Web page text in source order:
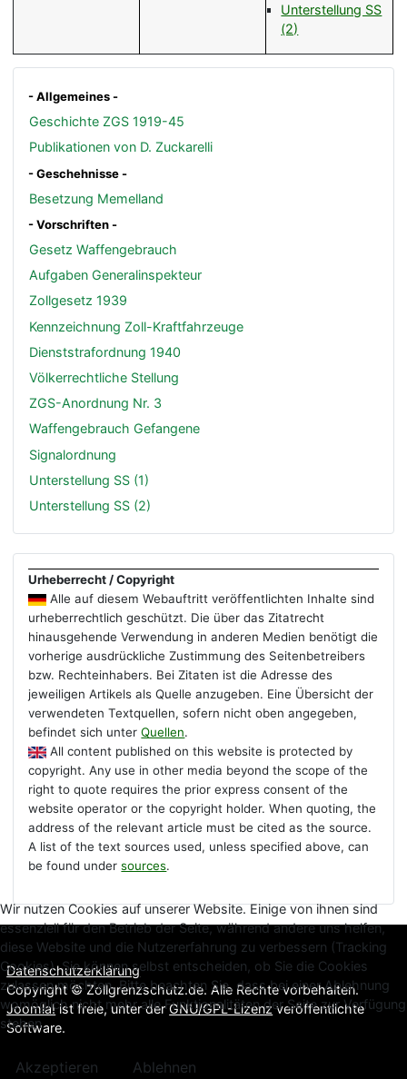
- Allgemeines -
Geschichte ZGS 1919-45
Publikationen von D. Zuckarelli
- Geschehnisse -
Besetzung Memelland
- Vorschriften -
Gesetz Waffengebrauch
Aufgaben Generalinspekteur
Zollgesetz 1939
Kennzeichnung Zoll-Kraftfahrzeuge
Dienststrafordnung 1940
Völkerrechtliche Stellung
ZGS-Anordnung Nr. 3
Waffengebrauch Gefangene
Signalordnung
Unterstellung SS (1)
Unterstellung SS (2)
Unterstellung SS
(2)
Urheberrecht / Copyright
Alle auf diesem Webauftritt veröffentlichten Inhalte sind
urheberrechtlich geschützt. Die über das Zitatrecht
hinausgehende Verwendung in anderen Medien benötigt die
vorherige ausdrückliche Zustimmung des Seitenbetreibers
bzw. Rechteinhabers. Bei Zitaten ist die Adresse des
jeweiligen Artikels als Quelle anzugeben. Eine Übersicht der
verwendeten Textquellen, sofern nicht oben angegeben,
befindet sich unterQuellen.
All content published on this website is protected by
copyright. Any use in other media beyond the scope of the
right to quote requires the prior express consent of the
website operator or the copyright holder. When quoting, the
address of the relevant article must be cited as the source.
A list of the text sources used, unless specified above, can
be found undersources.
Datenschutzerklärung
Copyright © Zollgrenzschutz.de. Alle Rechte vorbehalten.
Joomla!ist freie, unter derGNU/GPL-Lizenzveröffentlichte
Software.
Wir nutzen Cookies auf unserer Website. Einige von ihnen sind
essenziell für den Betrieb der Seite, während andere uns helfen,
diese Website und die Nutzererfahrung zu verbessern (Tracking
Cookies). Sie können selbst entscheiden, ob Sie die Cookies
zulassen möchten. Bitte beachten Sie, dass bei einer Ablehnung
womöglich nicht mehr alle Funktionalitäten der Seite zur Verfügung
stehen.
Akzeptieren Ablehnen